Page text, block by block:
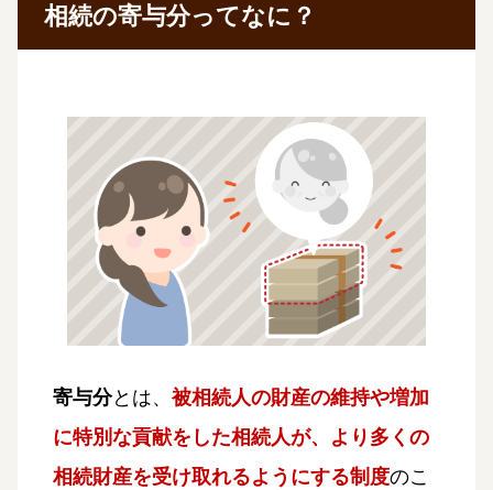
相続の寄与分ってなに？
寄与分とは、被相続人の財産の維持や増加
に特別な貢献をした相続人が、より多くの
相続財産を受け取れるようにする制度のこ